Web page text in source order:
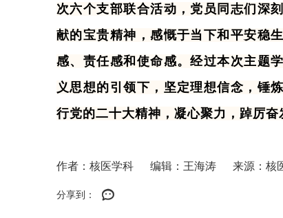
次六个支部联合活动，党员同志们深
献的宝贵精神，感慨于当下和平安稳
感、责任感和使命感。经过本次主题
义思想的引领下，坚定理想信念，锤
行党的二十大精神， 凝心聚力，踔厉奋
作者：核医学科 编辑：王海涛 来源：核
分享到：